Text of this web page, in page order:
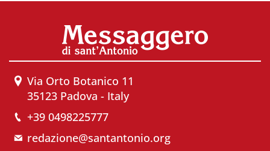
Via Orto Botanico 11
35123 Padova - Italy
+39 0498225777
redazione@santantonio.org